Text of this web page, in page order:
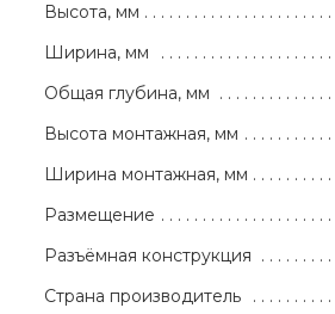
Высота, мм
Ширина, мм
Общая глубина, мм
Высота монтажная, мм
Ширина монтажная, мм
Размещение
Разъёмная конструкция
Страна производитель